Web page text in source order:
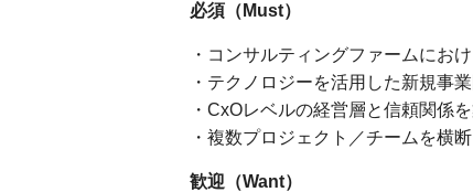
必須（Must）
・コンサルティングファームにお
・テクノロジーを活用した新規事
・CxOレベルの経営層と信頼関係
・複数プロジェクト／チームを横
歓迎（Want）